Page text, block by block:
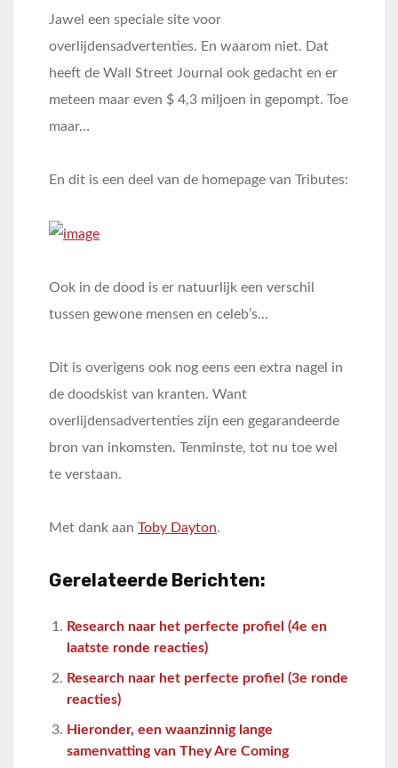
Jawel een speciale site voor
overlijdensadvertenties. En waarom niet. Dat
heeft de Wall Street Journal ook gedacht en er
meteen maar even $ 4,3 miljoen in gepompt. Toe
maar…
En dit is een deel van de homepage van Tributes:
Ook in de dood is er natuurlijk een verschil
tussen gewone mensen en celeb’s…
Dit is overigens ook nog eens een extra nagel in
de doodskist van kranten. Want
overlijdensadvertenties zijn een gegarandeerde
bron van inkomsten. Tenminste, tot nu toe wel
te verstaan.
Met dank aan Toby Dayton.
Gerelateerde Berichten:
Research naar het perfecte profiel (4e en
laatste ronde reacties)
Research naar het perfecte profiel (3e ronde
reacties)
Hieronder, een waanzinnig lange
samenvatting van They Are Coming